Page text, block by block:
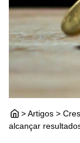
> Artigos >
alcançar